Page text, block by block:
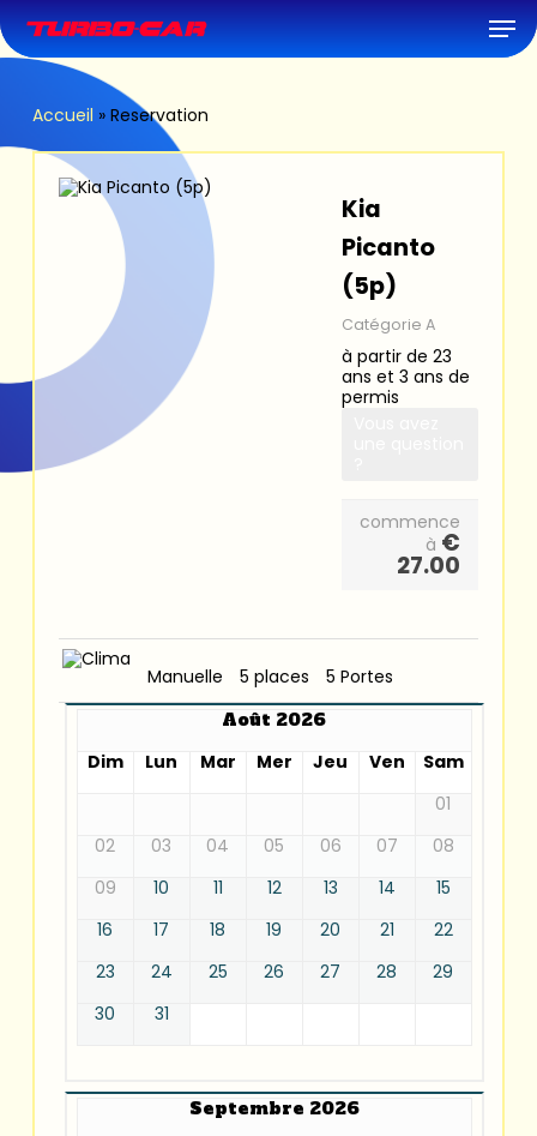
to
main
content
Accueil » Reservation
Kia
Picanto
(5p)
Catégorie A
à partir de 23
ans et 3 ans de
permis
commence
à €
27.00
Manuelle 5 places
5 Portes
Août 2026
Dim
Lun Mar Mer Jeu Ven
Sam
01
02
03 04 05 06 07
08
09
10 11 12 13 14
15
16
17 18 19 20 21
22
23
24 25 26 27 28
29
30
31
Septembre 2026